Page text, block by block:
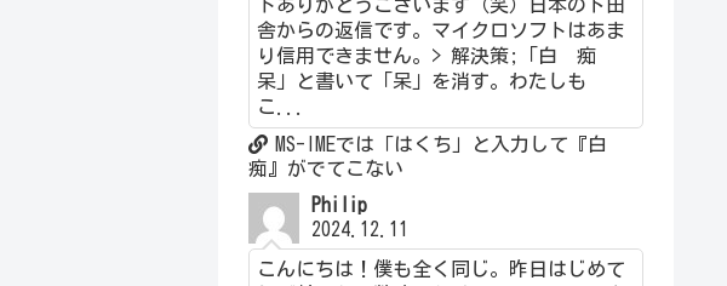
トありがとうございます（笑）日本のド田
舎からの返信です。マイクロソフトはあま
り信用できません。> 解決策;「白 痴
呆」と書いて「呆」を消す。わたしも
こ...
MS-IMEでは「はくち」と入力して『白
痴』がでてこない
Philip
2024.12.11
こんにちは！僕も全く同じ。昨日はじめて